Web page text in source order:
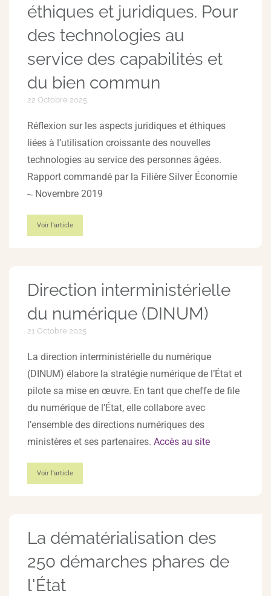
éthiques et juridiques. Pour
des technologies au
service des capabilités et
du bien commun
22 Octobre 2025
Réflexion sur les aspects juridiques et éthiques
liées à l’utilisation croissante des nouvelles
technologies au service des personnes âgées.
Rapport commandé par la Filière Silver Économie
-­‐ Novembre 2019
Voir l'article
Direction interministérielle
du numérique (DINUM)
21 Octobre 2025
La direction interministérielle du numérique
(DINUM) élabore la stratégie numérique de l’État et
pilote sa mise en œuvre. En tant que cheffe de file
du numérique de l’État, elle collabore avec
l’ensemble des directions numériques des
ministères et ses partenaires. Accès au site
Voir l'article
La dématérialisation des
250 démarches phares de
l'État